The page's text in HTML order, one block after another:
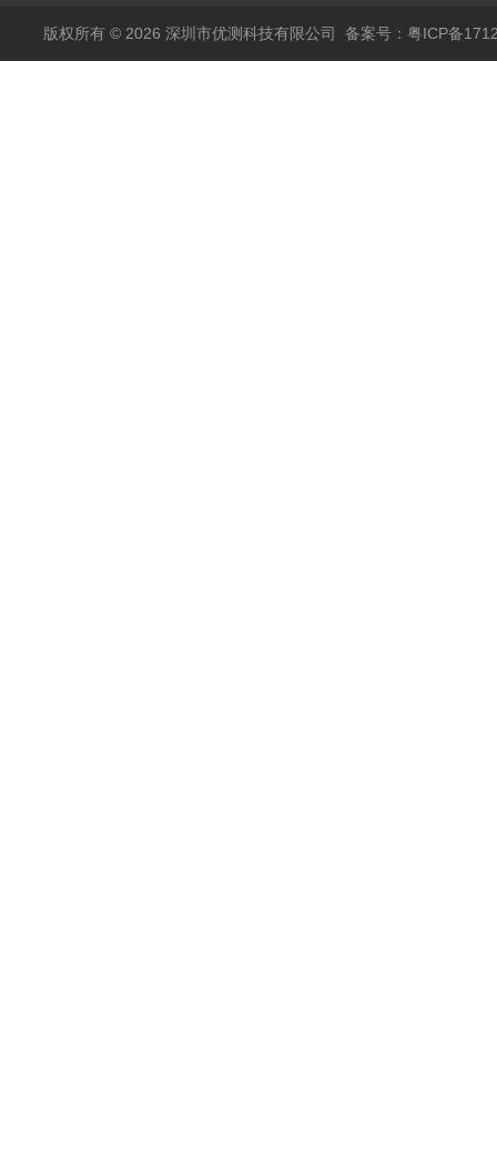
版权所有 © 2026 深圳市优测科技有限公司 备案号：粤ICP备